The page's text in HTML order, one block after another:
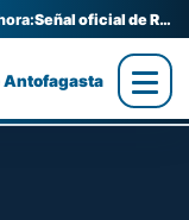
Señal oficial de Radio UA
Antofagasta